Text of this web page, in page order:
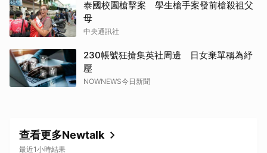
泰國校園槍擊案 學生槍手案發前槍殺祖父
母
中央通訊社
230帳號狂搶集英社周邊 日女棄單稱為紓
壓
NOWNEWS今日新聞
查看更多Newtalk
最近1小時結果